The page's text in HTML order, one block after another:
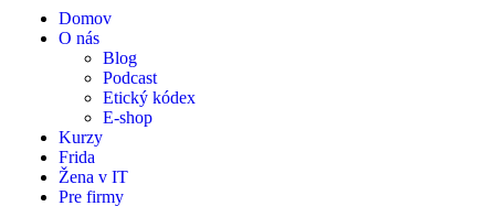
Domov
O nás
Blog
Podcast
Etický kódex
E-shop
Kurzy
Frida
Žena v IT
Pre firmy